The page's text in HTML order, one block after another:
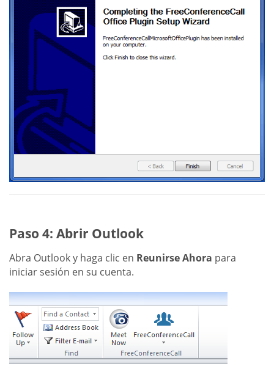
Paso 4: Abrir Outlook
Abra Outlook y haga clic en Reunirse Ahora para
iniciar sesión en su cuenta.